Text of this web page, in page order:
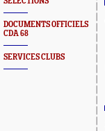
DOCUMENTS OFFICIELS
CDA 68
SERVICES CLUBS